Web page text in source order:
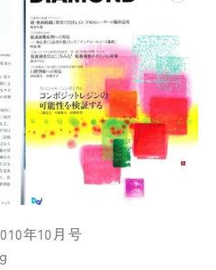
年10月号